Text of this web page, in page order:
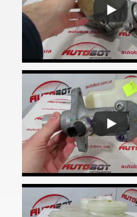
A-CLASS W177/V177
B-CLASS W245
B-CLASS W246
B-CLASS W242e (W246)
Citan W415
C-CLASS W202/S202
C-CLASS W203/S203
C-CLASS Sportcoupe C203
CLC-CLASS SportCoupe CL203
C-CLASS W204/S204